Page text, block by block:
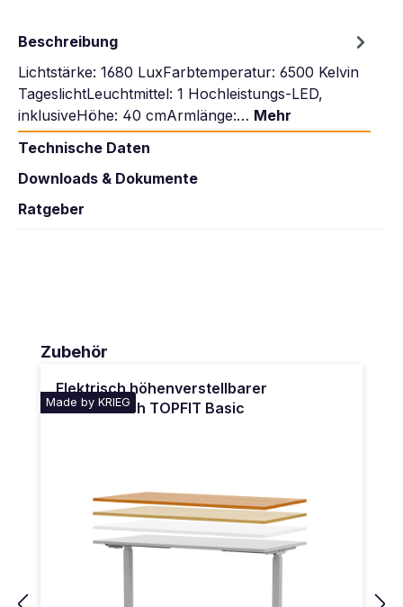
Beschreibung
Lichtstärke: 1680 LuxFarbtemperatur: 6500 Kelvin
TageslichtLeuchtmittel: 1 Hochleistungs-LED,
inklusiveHöhe: 40 cmArmlänge:… Mehr
Technische Daten
Downloads & Dokumente
Ratgeber
Produktgalerie überspringen
Zubehör
Made by KRIEG
Elektrisch höhenverstellbarer
Schreibtisch TOPFIT Basic